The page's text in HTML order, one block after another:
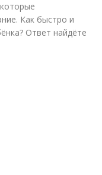
Как быстро и
Ответ найдёте